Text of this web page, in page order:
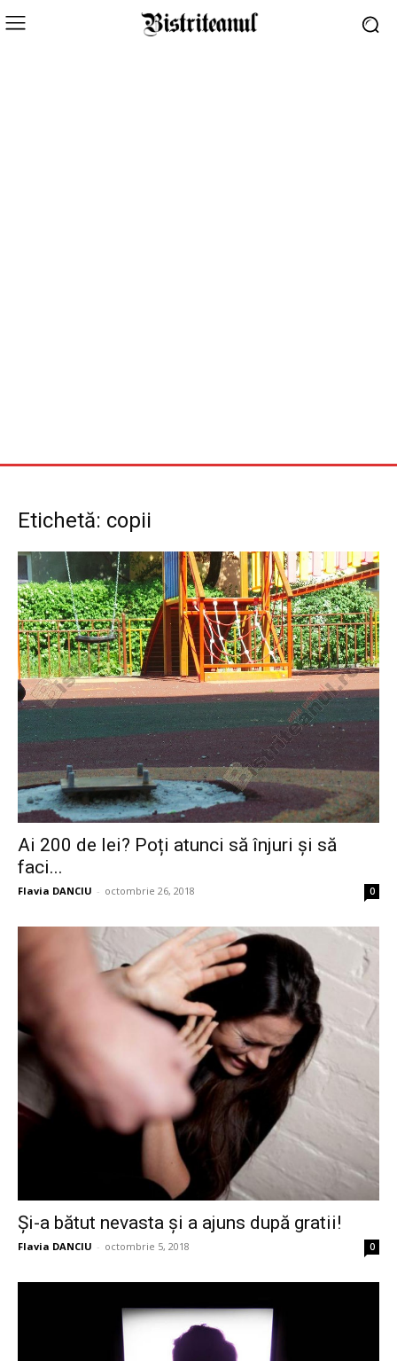
Etichetă: copii
Ai 200 de lei? Poți atunci să înjuri și să
faci...
Flavia DANCIU - octombrie 26, 2018 0
Și-a bătut nevasta și a ajuns după gratii!
Flavia DANCIU - octombrie 5, 2018 0